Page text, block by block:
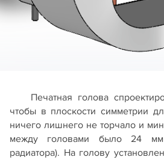
Печатная голова
чтобы в плоскости симметрии
ничего лишнего не торчало и
между головами было 24
радиатора). На голову